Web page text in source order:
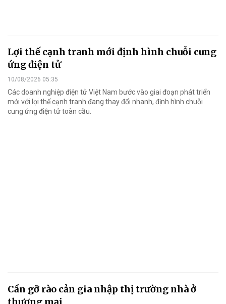
Lợi thế cạnh tranh mới định hình chuỗi cung
ứng điện tử
10/08/2026 05:35
Các doanh nghiệp điện tử Việt Nam bước vào giai đoạn phát triển
mới với lợi thế cạnh tranh đang thay đổi nhanh, định hình chuỗi
cung ứng điện tử toàn cầu.
Cần gỡ rào cản gia nhập thị trường nhà ở